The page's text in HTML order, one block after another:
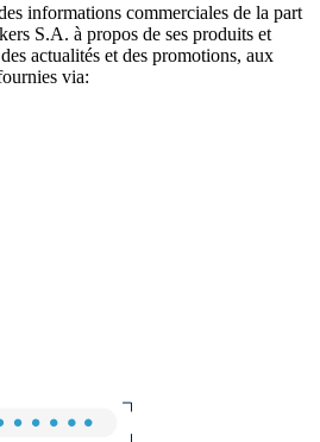
informations commerciales de la part
S.A. à propos de ses produits et
actualités et des promotions, aux
via: